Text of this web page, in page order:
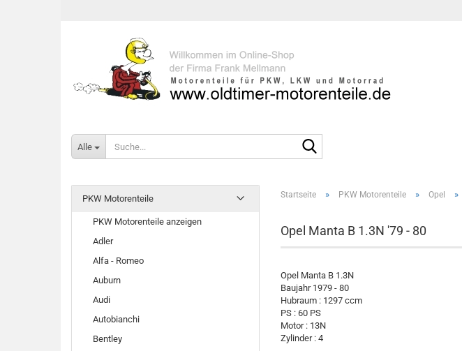
Alle
Startseite » PKW Motorenteile » Opel »
Opel Manta B 1.3N '79 - 80
Opel Manta B 1.3N
Baujahr 1979 - 80
Hubraum : 1297 ccm
PS : 60 PS
Motor : 13N
Zylinder : 4
PKW Motorenteile
PKW Motorenteile anzeigen
Adler
Alfa - Romeo
Auburn
Audi
Autobianchi
Bentley